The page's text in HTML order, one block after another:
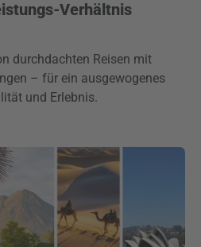
Verhältnis
durchdachten Reisen mit
– für ein ausgewogenes
und Erlebnis.